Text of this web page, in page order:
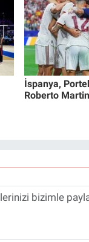
İspanya,
Roberto